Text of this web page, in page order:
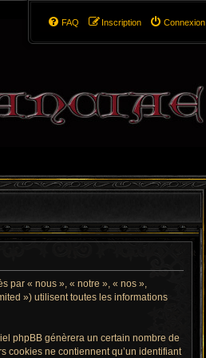
Connexion
Inscription
FAQ
par « nous », « notre », « nos »,
») utilisent toutes les informations
phpBB génèrera un certain nombre de
cookies ne contiennent qu’un identifiant